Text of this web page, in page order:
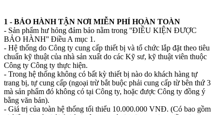
1 - BẢO HÀNH TẬN NƠI MIỄN PHÍ HOÀN TOÀN
- Sản phẩm hư hỏng đảm bảo nằm trong ''ĐIỀU KIỆN ĐƯỢC
BẢO HÀNH'' Điều A mục 1.
- Hệ thống do Công ty cung cấp thiết bị và tổ chức lắp đặt theo tiêu
chuẩn kỹ thuật của nhà sản xuất do các Kỹ sư, kỹ thuật viên thuộc
Công ty Công ty thực hiện.
- Trong hệ thống không có bất kỳ thiết bị nào do khách hàng tự
trang bị, tự cung cấp (ngoại trừ bắt buộc phải cung cấp từ bên thứ 3
mà sản phẩm đó không có tại Công ty, hoặc được Công ty đồng ý
bằng văn bản).
- Giá trị của toàn hệ thống tối thiểu 10.000.000 VNĐ. (Có bao gồm